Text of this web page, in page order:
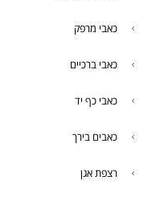
כאבי מרפק
כאבי ברכיים
כאבי כף יד
כאבים בירך
רצפת אגן